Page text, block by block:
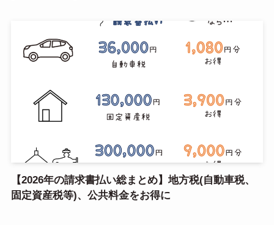
【2026年の請求書払い総まとめ】地方税(自動車税、
固定資産税等)、公共料金をお得に